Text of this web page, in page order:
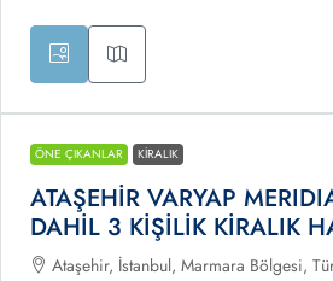
ÖNE ÇIKANLAR KIRALIK
ATAŞEHİR VARYAP
DAHİL 3 KİŞİLİK KİRALIK
Ataşehir, İstanbul, Marmara Bölgesi,